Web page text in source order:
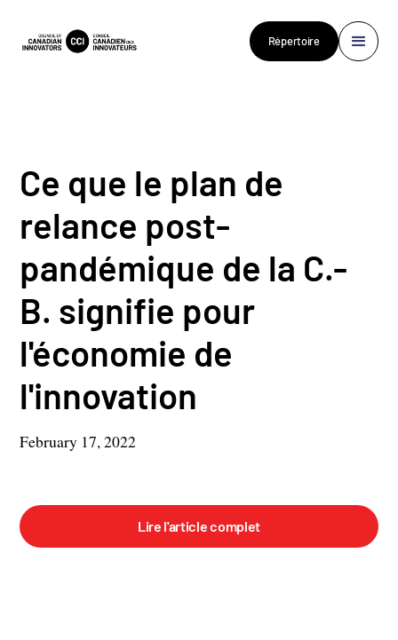
Répertoire
Ce que le plan de
relance post-
pandémique de la C.-
B. signifie pour
l'économie de
l'innovation
February 17, 2022
Lire l'article complet